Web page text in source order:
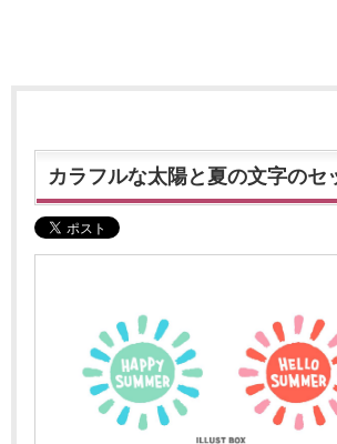
カラフルな太陽と夏の文字のセ